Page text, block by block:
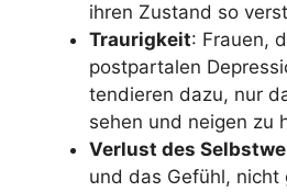
ihren Zustand so
Traurigkeit: Frauen,
postpartalen
tendieren dazu, nur
sehen und neigen zu
Verlust des
und das Gefühl, nicht